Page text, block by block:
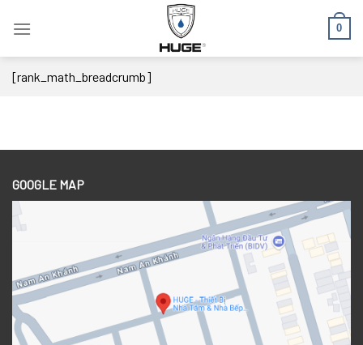
0
[rank_math_breadcrumb]
GOOGLE MAP